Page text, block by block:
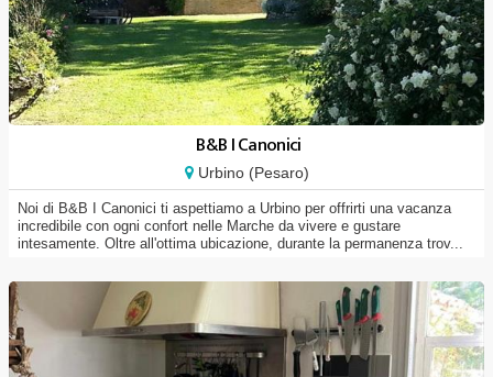
B&B I Canonici
Urbino (Pesaro)
Noi di B&B I Canonici ti aspettiamo a Urbino per offrirti una vacanza
incredibile con ogni confort nelle Marche da vivere e gustare
intesamente. Oltre all'ottima ubicazione, durante la permanenza trov...